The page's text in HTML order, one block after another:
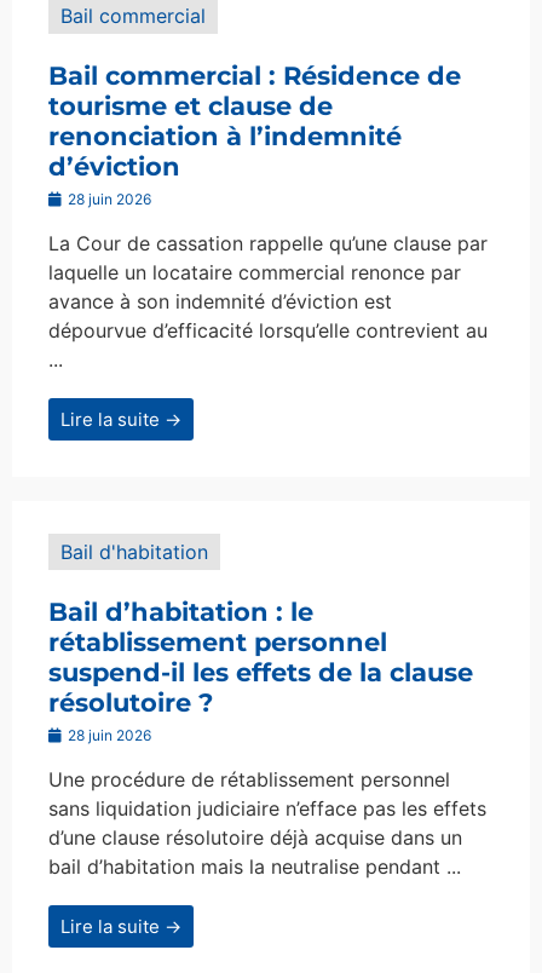
Bail commercial
Bail commercial : Résidence de
tourisme et clause de
renonciation à l’indemnité
d’éviction
28 juin 2026
La Cour de cassation rappelle qu’une clause par
laquelle un locataire commercial renonce par
avance à son indemnité d’éviction est
dépourvue d’efficacité lorsqu’elle contrevient au
...
Lire la suite →
Bail d'habitation
Bail d’habitation : le
rétablissement personnel
suspend-il les effets de la clause
résolutoire ?
28 juin 2026
Une procédure de rétablissement personnel
sans liquidation judiciaire n’efface pas les effets
d’une clause résolutoire déjà acquise dans un
bail d’habitation mais la neutralise pendant ...
Lire la suite →